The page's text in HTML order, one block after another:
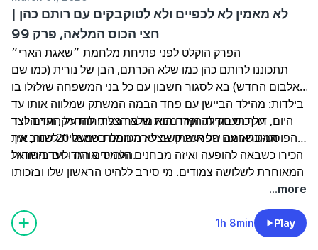
לא מאמין לא לכפיים ולא לטוקבקים עם רותם כהן |
חצי הכוס המלאה, פרק 99
הפרק הוקלט לפני פתיחת מלחמת ״שאגת הארי״
תתכוננו לרותם כהן כמו שלא הכרתם, הבן של נורית (כמו שם
האלבום החדש) בא לסגור חשבון עם כל בני המשפחה שזלזלו בו
בילדות: מהילד הביישן עם פחד הבמה המשתק שמלווה אותו עד
היום, דרך העבודות המזדמנות שלא הצליח להחזיק, ועד היוצר
המוכשר עם הפרעת קשב לא מטופלת שמצליח לכתוב את
הלהיטים הגדולים בישראל.
על כוס טקילה וקרח הוא מדבר בפתיחות על החיים לצד
הפוסט-טראומה של אישתו שצעירה ממנו בכמעט 20 שנה, איך
הכירו כשבאה להופעה ואיזה מבחנים העמיד אותה - ועד ההורות
המאוחרת לשלושה צמודים. מי סירב ללהיט הראשון שלו ובזכותו
...more
1h 8min Play